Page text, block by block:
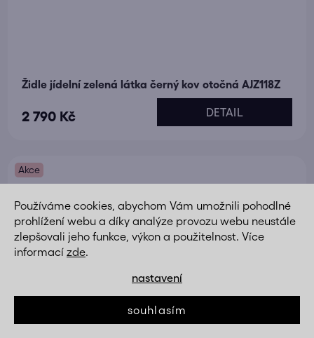
Používáme cookies, abychom Vám umožnili pohodlné
prohlížení webu a díky analýze provozu webu neustále
zlepšovali jeho funkce, výkon a použitelnost. Více
informací zde.
nastavení
souhlasím
Židle jídelní zelená látka černý kov otočná AJZ118Z
2 790 Kč DETAIL
Akce